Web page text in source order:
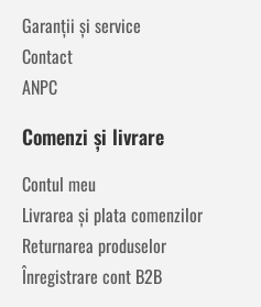
Garanții și service
Contact
ANPC
Comenzi și livrare
Contul meu
Livrarea și plata comenzilor
Returnarea produselor
Înregistrare cont B2B